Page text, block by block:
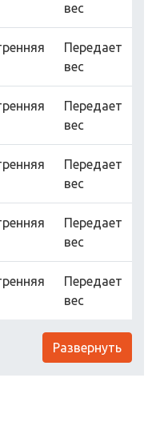
вес
Передает
вес
Передает
вес
Передает
вес
Передает
вес
Передает
вес
Развернуть